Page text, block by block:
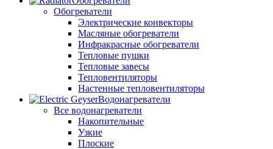
Обогреватели
Электрические конвекторы
Масляные обогреватели
Инфракрасные обогреватели
Тепловые пушки
Тепловые завесы
Тепловентиляторы
Настенные тепловентиляторы
Водонагреватели
Все водонагреватели
Накопительные
Узкие
Плоские